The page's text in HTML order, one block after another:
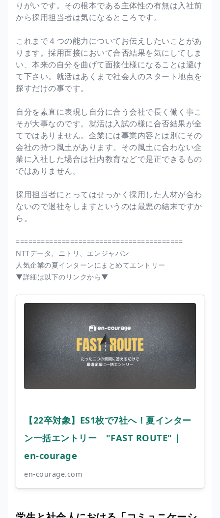
りがいです。その根本である主体性の有無は入社前
から採用担当者は気になるところです。
これまで４つの能力についてお伝えしたいことがあ
ります。採用面接において合否結果を気にしてしま
い、本来の自分を曲げて面接仕様になることは避け
て下さい。就活はあくまで社会人のスタート地点を
探すだけの事です。
自分を素直に表現し自分に合う会社で長く働く事こ
そが大事なのです。就活は入試の様に合否結果が全
てではありません。企業には事業内容とは別にその
会社の持つ風土があります。その風土に合わない企
業に入社した場合は社内教育などで是正できるもの
ではありません。
採用担当者にとってはせっかく採用した人材が合わ
ないので退社をしますというのは最悪の結末ですか
ら。
========================================
NTTデータ、ニトリ、エンジャパン
人気企業の夏インターンにまとめてエントリー
▼詳細は以下のリンクから▼
【22卒対象】ES1枚で7社へ！夏インター
ン一括エントリー "FAST ROUTE" |
en-courage
en-courage.com